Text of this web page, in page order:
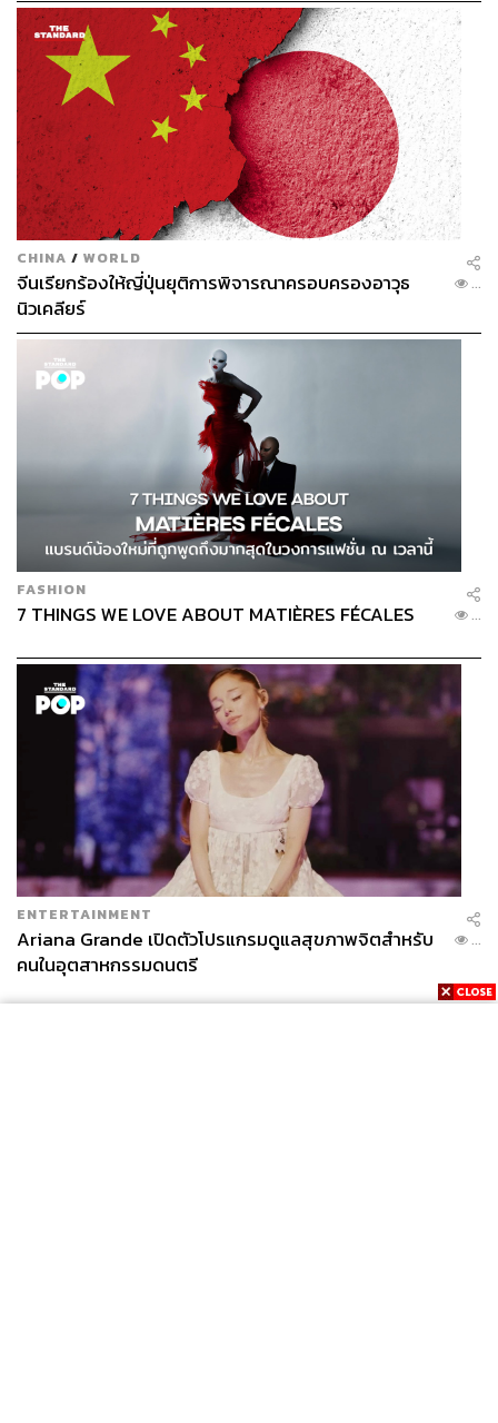
CHINA / WORLD
จีนเรียกร้องให้ญี่ปุ่นยุติการพิจารณาครอบครองอาวุธ
นิวเคลียร์
...
FASHION
7 THINGS WE LOVE ABOUT MATIÈRES FÉCALES ...
ENTERTAINMENT
Ariana Grande เปิดตัวโปรแกรมดูแลสุขภาพจิตสำหรับ
คนในอุตสาหกรรมดนตรี
...